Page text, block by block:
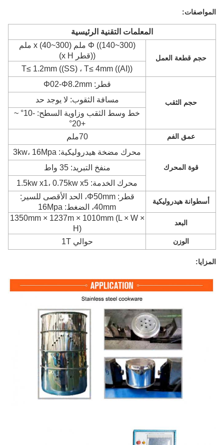
المواصفات:
المعلمات التقنية الرئيسية
حجم قطعة العمل
Φ ((140~300) ملم x (40~300) ملم
((قطر x H)
T≤ 1.2mm ((SS) ، T≤ 4mm ((AI))
حجم الثقب
قطر: Φ02-Φ8.2mm
مسافة الثقوب: لا يوجد حد
خط وسط الثقب وزاوية السطح: -10° ~
+20°
عمق الفم 70ملم
قوة المحرك
محرك مضخة هيدروليكية: 3kw، 16Mpa
منفخ التبريد: 35 واط
محرك الخدمة: 1.5kw x1، 0.75kw x5
أسطوانة هيدروليكية
قطر: Φ50mm، الحد الأقصى للسير:
40mm، الضغط: 16Mpa
البعد
1350mm × 1237m × 1010mm (L × W ×
H)
الوزن حوالي 1T
المزايا: